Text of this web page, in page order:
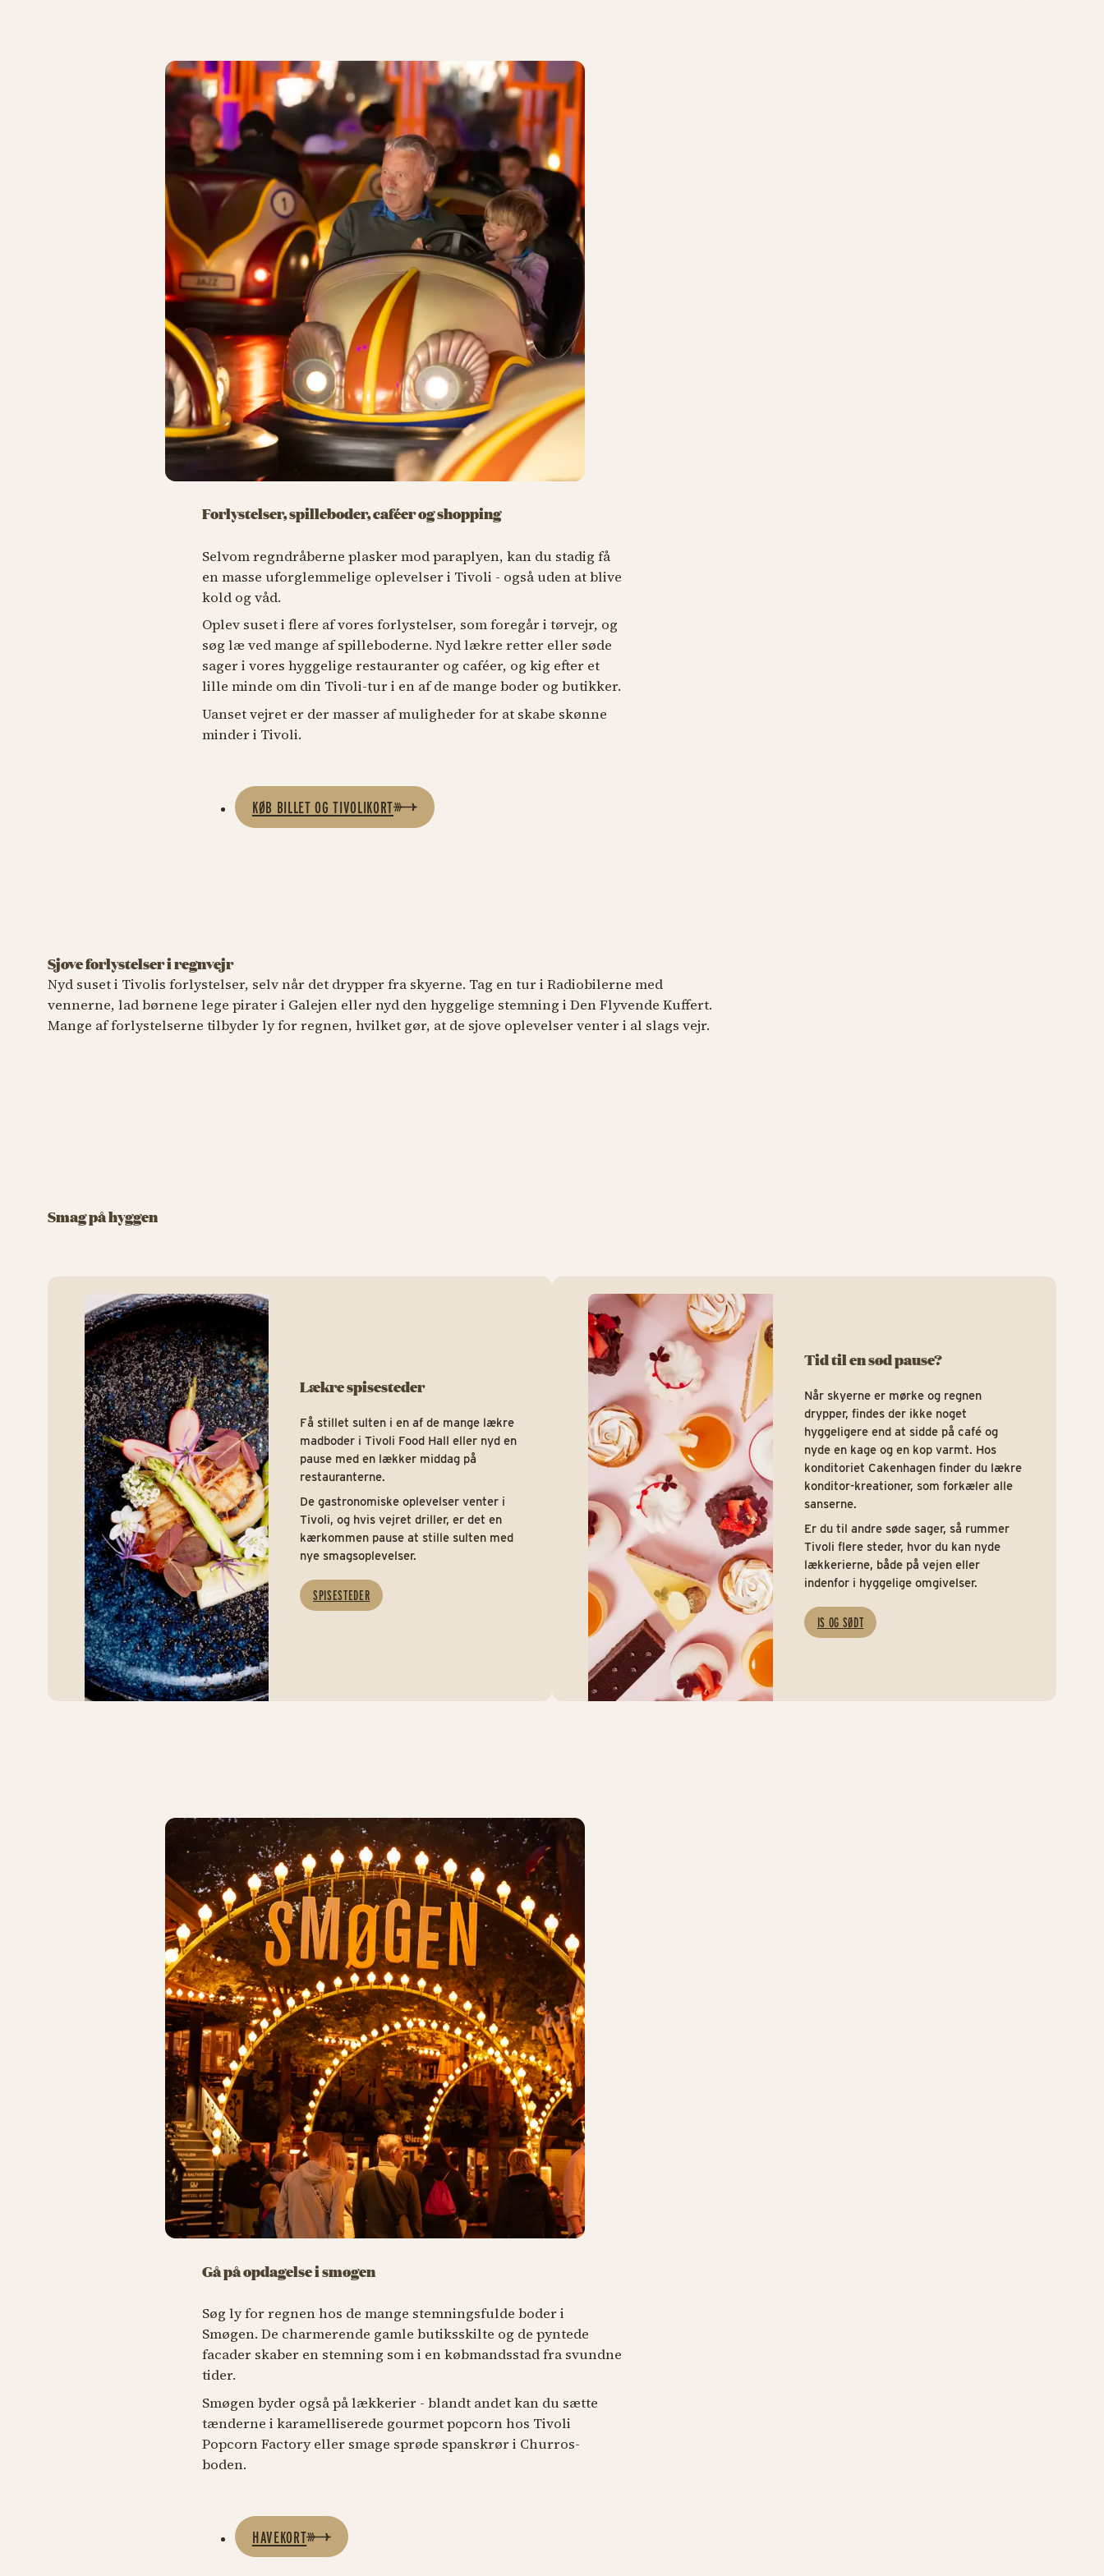
Forlystelser, spilleboder, caféer og shopping
Selvom regndråberne plasker mod paraplyen, kan du stadig få
en masse uforglemmelige oplevelser i Tivoli - også uden at blive
kold og våd.
Oplev suset i flere af vores forlystelser, som foregår i tørvejr, og
søg læ ved mange af spilleboderne. Nyd lækre retter eller søde
sager i vores hyggelige restauranter og caféer, og kig efter et
lille minde om din Tivoli-tur i en af de mange boder og butikker.
Uanset vejret er der masser af muligheder for at skabe skønne
minder i Tivoli.
KØB BILLET OG TIVOLIKORT
Sjove forlystelser i regnvejr
Nyd suset i Tivolis forlystelser, selv når det drypper fra skyerne. Tag en tur i Radiobilerne med
vennerne, lad børnene lege pirater i Galejen eller nyd den hyggelige stemning i Den Flyvende Kuffert.
Mange af forlystelserne tilbyder ly for regnen, hvilket gør, at de sjove oplevelser venter i al slags vejr.
Den flyvende Kuffert
FOR ALLE
Dyrekarrusellen
FOR DE YNGSTE
Minen
FOR ALLE
Smag på hyggen
Lækre spisesteder
Få stillet sulten i en af de mange lækre
madboder i Tivoli Food Hall eller nyd en
pause med en lækker middag på
restauranterne.
De gastronomiske oplevelser venter i
Tivoli, og hvis vejret driller, er det en
kærkommen pause at stille sulten med
nye smagsoplevelser.
SPISESTEDER
Tid til en sød pause?
Når skyerne er mørke og regnen
drypper, findes der ikke noget
hyggeligere end at sidde på café og
nyde en kage og en kop varmt. Hos
konditoriet Cakenhagen finder du lækre
konditor-kreationer, som forkæler alle
sanserne.
Er du til andre søde sager, så rummer
Tivoli flere steder, hvor du kan nyde
lækkerierne, både på vejen eller
indenfor i hyggelige omgivelser.
IS OG SØDT
Gå på opdagelse i smøgen
Søg ly for regnen hos de mange stemningsfulde boder i
Smøgen. De charmerende gamle butiksskilte og de pyntede
facader skaber en stemning som i en købmandsstad fra svundne
tider.
Smøgen byder også på lækkerier - blandt andet kan du sætte
tænderne i karamelliserede gourmet popcorn hos Tivoli
Popcorn Factory eller smage sprøde spanskrør i Churros-
boden.
HAVEKORT